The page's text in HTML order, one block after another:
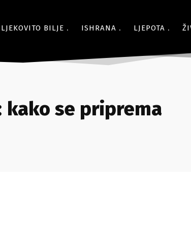
LJEKOVITO BILJE ISHRANA LJEPOTA
kako se priprema